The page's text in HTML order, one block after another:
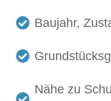
Baujahr,
Nähe zu